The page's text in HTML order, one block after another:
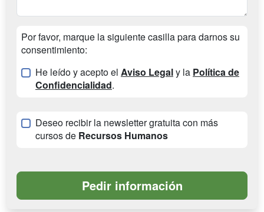
Por favor, marque la siguiente casilla para darnos su
consentimiento:
He leído y acepto el Aviso Legaly la Política de
Confidencialidad.
Deseo recibir la newsletter gratuita con más
cursos de Recursos Humanos